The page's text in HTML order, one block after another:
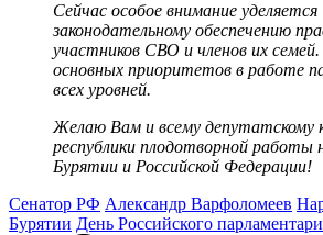
Сейчас особое внимание уделяется
законодательному обеспечению
участников СВО и членов их
основных приоритетов в работе
всех уровней.
Желаю Вам и всему депутатскому
республики плодотворной работы
Бурятии и Российской Федерации!
Сенатор РФ Александр Варфоломеев
Бурятии День Российского